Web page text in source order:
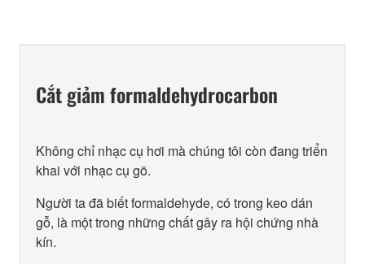
Cắt giảm formaldehydrocarbon
Không chỉ nhạc cụ hơi mà chúng tôi còn đang triển
khai với nhạc cụ gõ.
Người ta đã biết formaldehyde, có trong keo dán
gỗ, là một trong những chất gây ra hội chứng nhà
kín.